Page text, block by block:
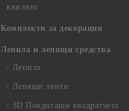
квилинг
Комплекти за декорация
Лепила и лепящи средства
Лепила
Лепящи ленти
3D Повдигащи квадратчета